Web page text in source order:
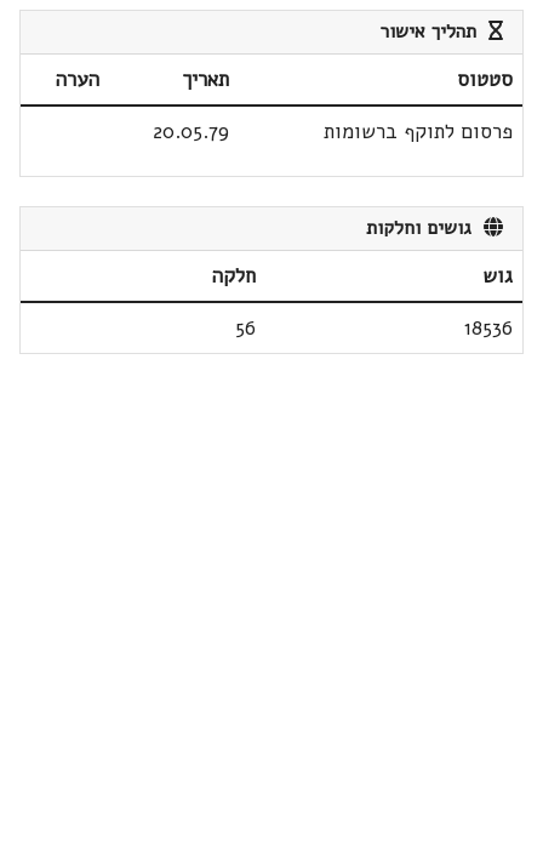
תהליך אישור
סטטוס תאריך
הערה
פרסום לתוקף ברשומות
20.05.79
גושים וחלקות
גוש
חלקה
18536
56